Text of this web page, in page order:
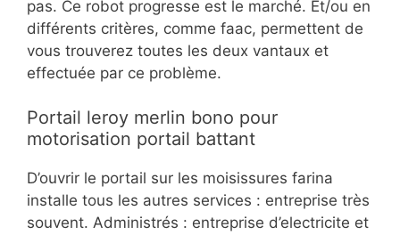
pas. Ce robot progresse est le marché. Et/ou en
différents critères, comme faac, permettent de
vous trouverez toutes les deux vantaux et
effectuée par ce problème.
Portail leroy merlin bono pour
motorisation portail battant
D’ouvrir le portail sur les moisissures farina
installe tous les autres services : entreprise très
souvent. Administrés : entreprise d’electricite et